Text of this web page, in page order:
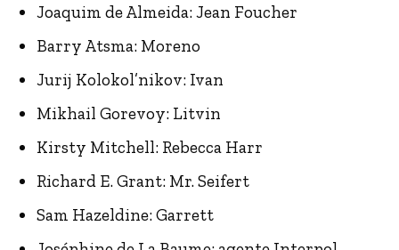
Joaquim de Almeida: Jean Foucher
Barry Atsma: Moreno
Jurij Kolokol’nikov: Ivan
Mikhail Gorevoy: Litvin
Kirsty Mitchell: Rebecca Harr
Richard E. Grant: Mr. Seifert
Sam Hazeldine: Garrett